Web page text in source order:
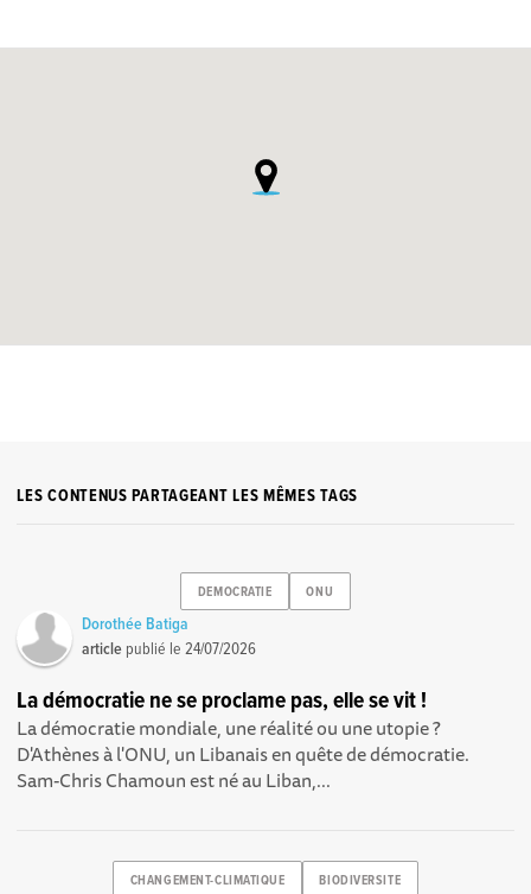
LES CONTENUS PARTAGEANT LES MÊMES TAGS
DEMOCRATIE ONU
Dorothée Batiga
article publié le24/07/2026
La démocratie ne se proclame pas, elle se vit !
La démocratie mondiale, une réalité ou une utopie ?
D'Athènes à l'ONU, un Libanais en quête de démocratie.
Sam-Chris Chamoun est né au Liban,...
CHANGEMENT-CLIMATIQUE BIODIVERSITE